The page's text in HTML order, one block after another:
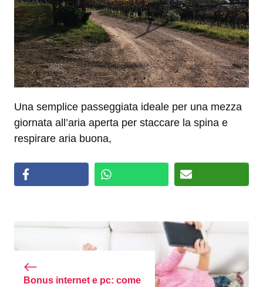
Una semplice passeggiata ideale per una mezza
giornata all’aria aperta per staccare la spina e
respirare aria buona,
Bonus internet e pc: come